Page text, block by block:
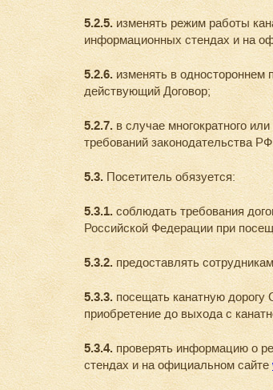
5.2.5.изменять режим работы
информационных стендах и на
5.2.6.изменять в одностороннем
действующий Договор;
5.2.7. в случае многократного
требований законодательства
5.3. Посетитель обязуется:
5.3.1.соблюдать требования
Российской Федерации при
5.3.2. предоставлять
5.3.3. посещать канатную
приобретение до выхода с
5.3.4.проверять информацию о
стендах и на официальном сайте